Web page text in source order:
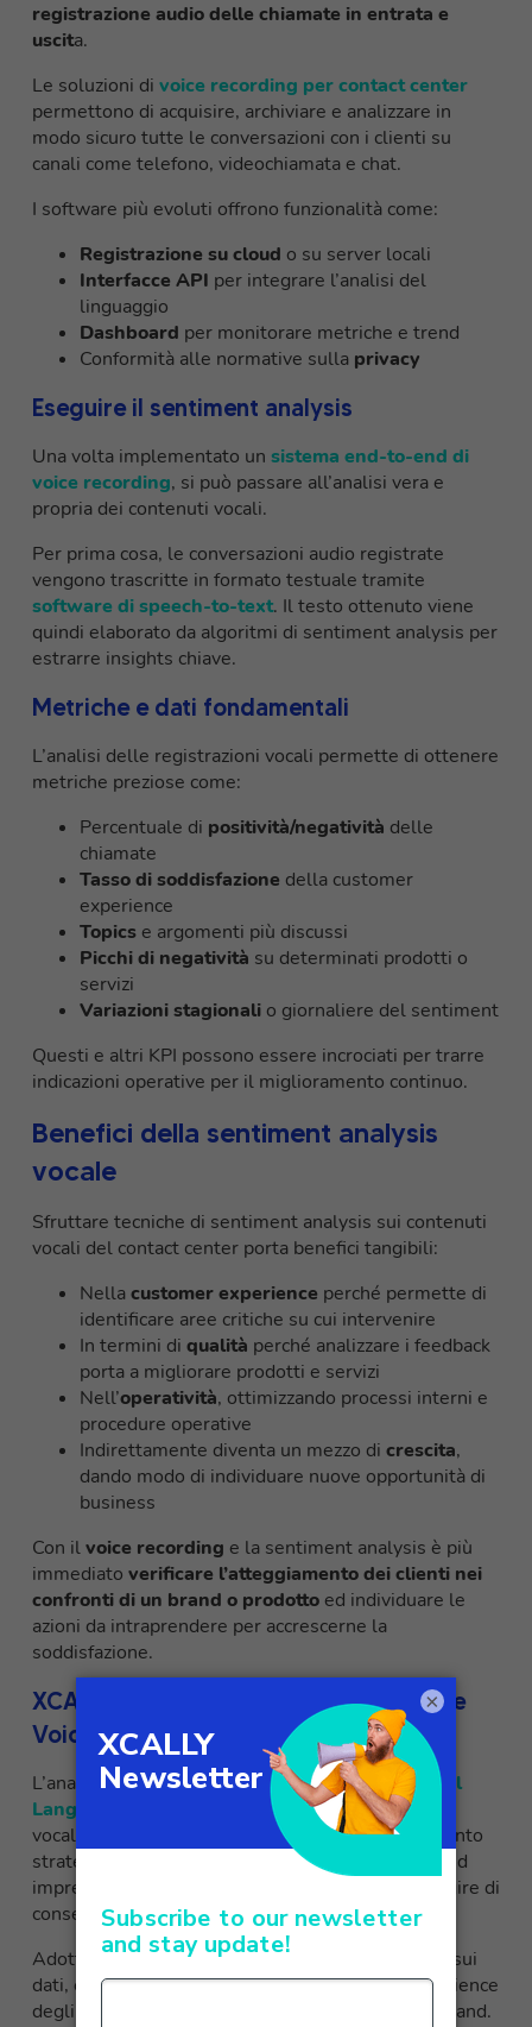
registrazione audio delle chiamate in entrata e
uscita.
Le soluzioni di voice recording per contact center
permettono di acquisire, archiviare e analizzare in
modo sicuro tutte le conversazioni con i clienti su
canali come telefono, videochiamata e chat.
I software più evoluti offrono funzionalità come:
Registrazione su cloud o su server locali
Interfacce API per integrare l’analisi del
linguaggio
Dashboard per monitorare metriche e trend
Conformità alle normative sulla privacy
Eseguire il sentiment analysis
Una volta implementato un sistema end-to-end di
voice recording, si può passare all’analisi vera e
propria dei contenuti vocali.
Per prima cosa, le conversazioni audio registrate
vengono trascritte in formato testuale tramite
software di speech-to-text. Il testo ottenuto viene
quindi elaborato da algoritmi di sentiment analysis per
estrarre insights chiave.
Metriche e dati fondamentali
L’analisi delle registrazioni vocali permette di ottenere
metriche preziose come:
Percentuale di positività/negatività delle
chiamate
Tasso di soddisfazione della customer
experience
Topics e argomenti più discussi
Picchi di negatività su determinati prodotti o
servizi
Variazioni stagionali o giornaliere del sentiment
Questi e altri KPI possono essere incrociati per trarre
indicazioni operative per il miglioramento continuo.
Benefici della sentiment analysis
vocale
Sfruttare tecniche di sentiment analysis sui contenuti
vocali del contact center porta benefici tangibili:
Nellacustomer experience perché permette di
identificare aree critiche su cui intervenire
In termini di qualità perché analizzare i feedback
porta a migliorare prodotti e servizi
Nell’operatività, ottimizzando processi interni e
procedure operative
Indirettamente diventa un mezzo di crescita,
dando modo di individuare nuove opportunità di
business
Con ilvoice recording e la sentiment analysis è più
immediato verificare l’atteggiamento dei clienti nei
confronti di un brand o prodotto ed individuare le
azioni da intraprendere per accrescerne la
soddisfazione.
XCALLY e l’analisi del sentiment tramite
Voice Recording
L’analisi del sentiment tramite tecniche di Natural
Language Processing
applicate alle registrazioni
vocali del contact center, rappresenta uno strumento
strategico per comprendere bisogni, aspettative ed
impressioni dei clienti in modo più profondo ed agire di
conseguenza.
Adottando un approccio customer-centric basato sui
dati, è possibile migliorare continuamente l’experience
degli utenti e rafforzare il legame con il proprio brand.
×